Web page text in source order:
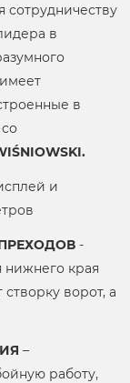
сотрудничеству
в
имеет
в
и
-
нижнего края
ворот, а
–
работу,